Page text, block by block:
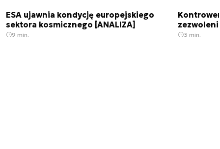
ESA ujawnia kondycję europejskiego
sektora kosmicznego [ANALIZA]
9 min. 3 min.